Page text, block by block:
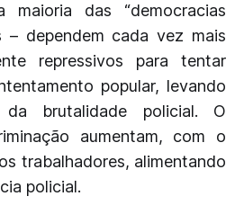
das “democracias
– dependem cada vez mais
repressivos para tentar
popular, levando
da brutalidade policial. O
aumentam, com o
trabalhadores, alimentando
policial.